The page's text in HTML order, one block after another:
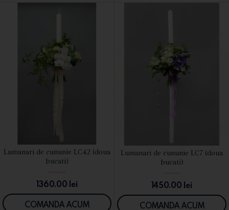
VEZI DETALII
Lumanari de cununie LC42 (doua
bucati)
1360.00 lei
COMANDA ACUM
VEZI DETALII
Lumanari de cununie LC7 (doua
bucati)
1450.00 lei
COMANDA ACUM